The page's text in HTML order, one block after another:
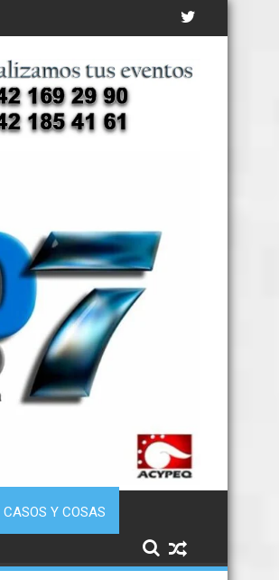
CASOS Y COSAS